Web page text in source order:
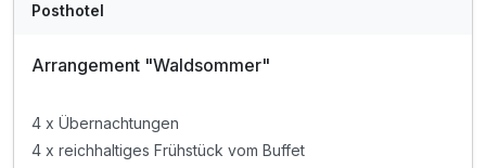
Posthotel
Arrangement "Waldsommer"
4 x Übernachtungen
4 x reichhaltiges Frühstück vom Buffet